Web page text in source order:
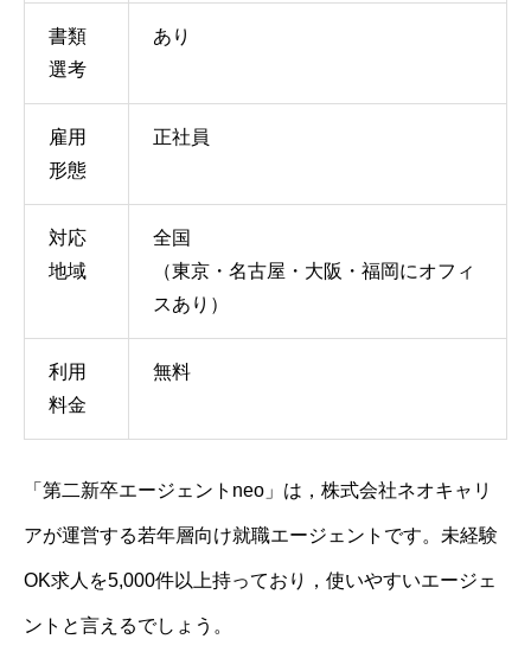
書類
選考
あり
雇用
形態
正社員
対応
地域
全国
（東京・名古屋・大阪・福岡にオフィ
スあり）
利用
料金
無料
「第二新卒エージェントneo」は，株式会社ネオキャリ
アが運営する若年層向け就職エージェントです。未経験
OK求人を5,000件以上持っており，使いやすいエージェ
ントと言えるでしょう。